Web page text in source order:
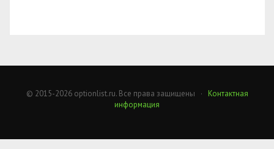
© 2015-2026 optionlist.ru. Все права защищены · Контактная
информация